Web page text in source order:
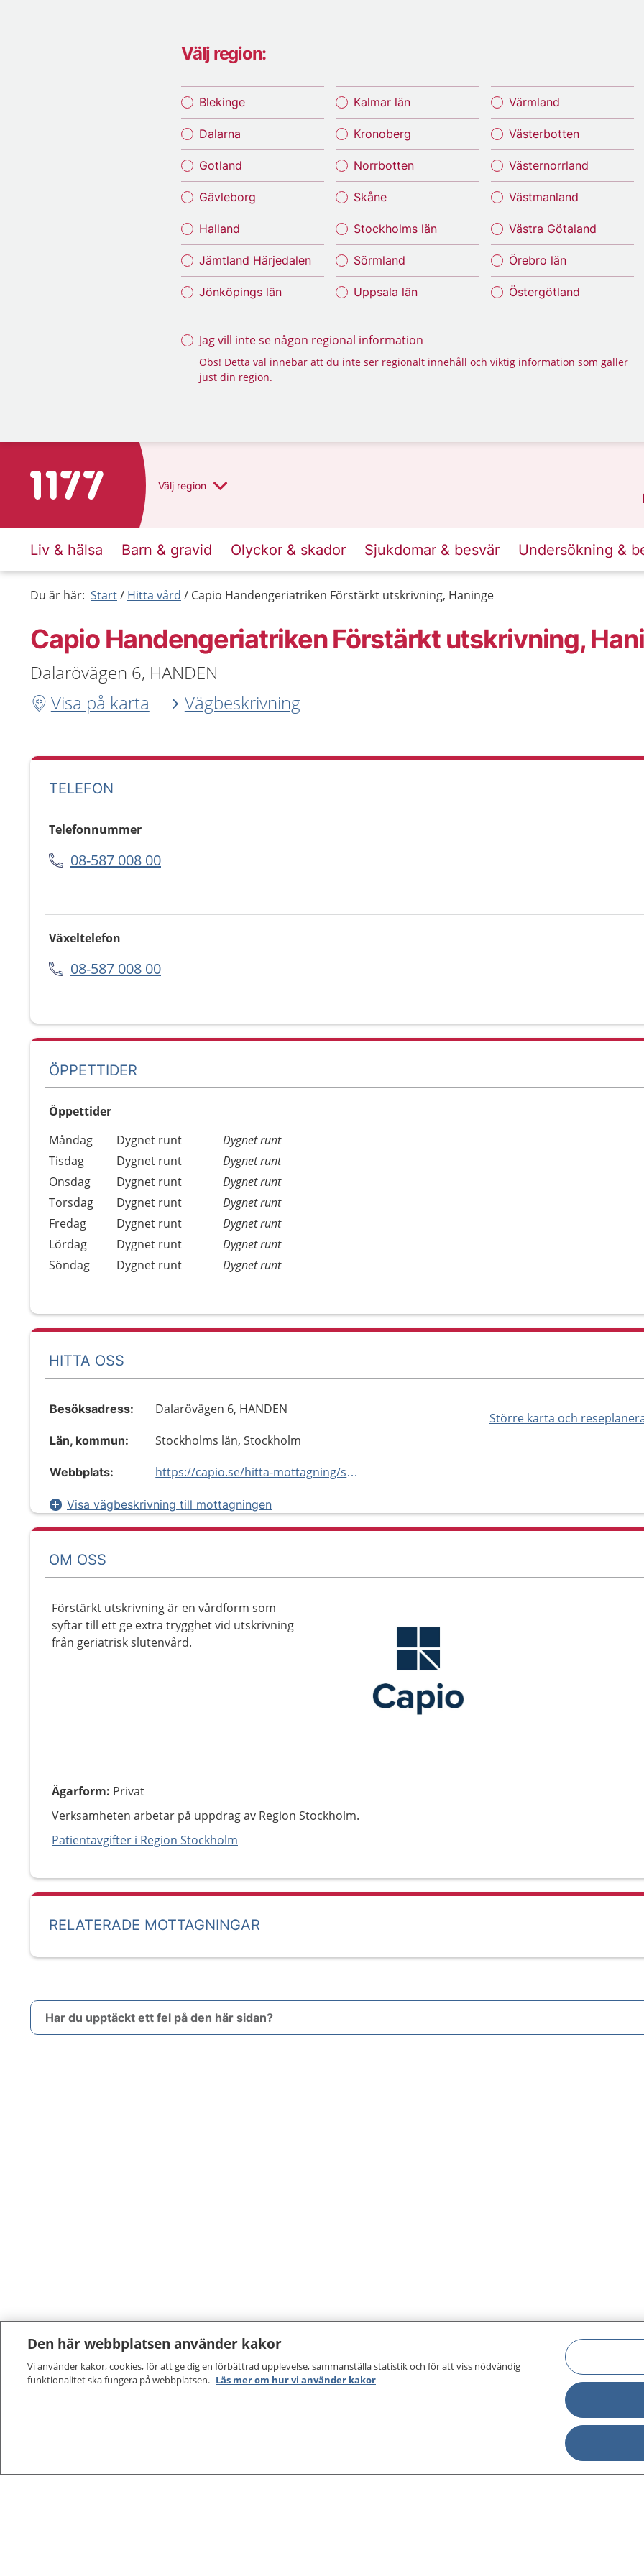
Välj region:
Blekinge
Dalarna
Gotland
Gävleborg
Halland
Jämtland Härjedalen
Jönköpings län
Kalmar län
Kronoberg
Norrbotten
Skåne
Stockholms län
Sörmland
Uppsala län
Värmland
Västerbotten
Västernorrland
Västmanland
Västra Götaland
Örebro län
Östergötland
Jag vill inte se någon regional information
Obs! Detta val innebär att du inte ser regionalt innehåll och viktig information som gäller
just din region.
Till startsidan för 1177 Välj region
Liv & hälsa Barn & gravid Olyckor & skador Sjukdomar & besvär Undersökning &
Du är här: Start Hitta vård Capio Handengeriatriken Förstärkt utskrivning, Haninge
Capio Handengeriatriken Förstärkt utskrivning,
Dalarövägen 6, HANDEN
Visa på karta
Vägbeskrivning
TELEFON
Telefonnummer
08-587 008 00
Växeltelefon
08-587 008 00
ÖPPETTIDER
Öppettider
Dag
Öppettider
Kommentarer
Måndag Dygnet runt
Dygnet runt
Tisdag
Dygnet runt
Dygnet runt
Onsdag
Dygnet runt
Dygnet runt
Torsdag
Dygnet runt
Dygnet runt
Fredag
Dygnet runt
Dygnet runt
Lördag
Dygnet runt
Dygnet runt
Söndag
Dygnet runt Dygnet runt
HITTA OSS
Större karta och
Besöksadress: Dalarövägen 6, HANDEN
Län, kommun: Stockholms län, Stockholm
Webbplats: https://capio.se/hitta-mottagning/specialistvard/geriatrik/handen/
Visa vägbeskrivning till mottagningen
OM OSS
Förstärkt utskrivning är en vårdform som
syftar till ett ge extra trygghet vid utskrivning
från geriatrisk slutenvård.
Ägarform: Privat
Verksamheten arbetar på uppdrag av Region Stockholm.
Patientavgifter i Region Stockholm
RELATERADE MOTTAGNINGAR
Har du upptäckt ett fel på den här sidan?
Den här webbplatsen använder kakor
Vi använder kakor, cookies, för att ge dig en förbättrad upplevelse, sammanställa statistik och för att viss nödvändig
funktionalitet ska fungera på webbplatsen. Läs mer om hur vi använder kakor